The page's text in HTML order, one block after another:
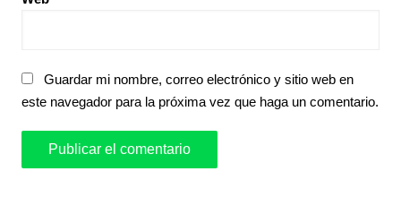
Guardar mi nombre, correo electrónico y sitio web en
este navegador para la próxima vez que haga un comentario.